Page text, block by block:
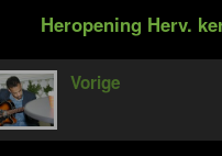
Heropening Herv.
Vorige